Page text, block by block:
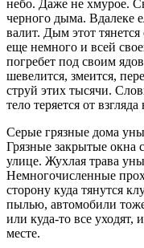
небо. Даже не хмурое.
черного дыма. Вдалеке
валит. Дым этот
еще немного и всей
погребет под своим
шевелится, змеится,
струй этих тысячи.
тело теряется от
Серые грязные дома
Грязные закрытые окна
улице. Жухлая трава
Немногочисленные
сторону куда тянутся
пылью, автомобили
или куда-то все уходят,
месте.